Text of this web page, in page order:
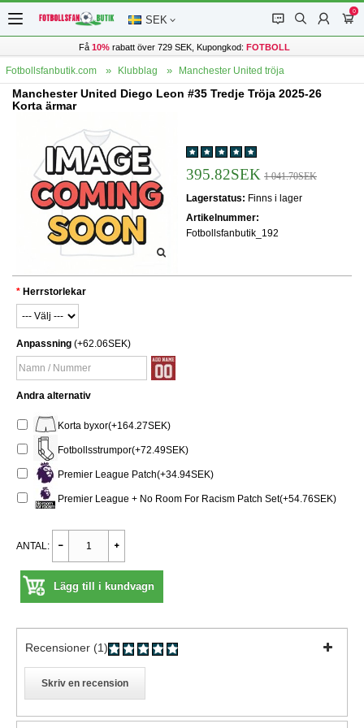
SEK 󰂱 󰂨 󰃳
0
󰃦
Få 10%rabatt över 729 SEK, Kupongkod: FOTBOLL
Fotbollsfanbutik.com Klubblag Manchester United tröja
Manchester United Diego Leon #35 Tredje Tröja 2025-26
Korta ärmar
395.82SEK 1 041.70SEK
Lagerstatus: Finns i lager
Artikelnummer:
Fotbollsfanbutik_192
Herrstorlekar
Anpassning (+62.06SEK)
Andra alternativ
Korta byxor(+164.27SEK)
Fotbollsstrumpor(+72.49SEK)
Premier League Patch(+34.94SEK)
Premier League + No Room For Racism Patch Set(+54.76SEK)
ANTAL:
Lägg till i kundvagn
Recensioner (1)
Skriv en recension